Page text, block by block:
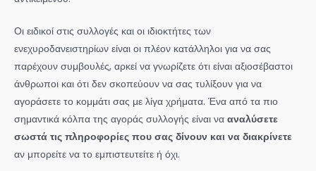
Οι ειδικοί στις συλλογές και οι ιδιοκτήτες των
ενεχυροδανειστηρίων είναι οι πλέον κατάλληλοι για να σας
παρέχουν συμβουλές, αρκεί να γνωρίζετε ότι είναι αξιοσέβαστοι
άνθρωποι και ότι δεν σκοπεύουν να σας τυλίξουν για να
αγοράσετε το κομμάτι σας με λίγα χρήματα. Ένα από τα πιο
σημαντικά κόλπα της αγοράς συλλογής είναι να αναλύσετε
σωστά τις πληροφορίες που σας δίνουν και να διακρίνετε
αν μπορείτε να το εμπιστευτείτε ή όχι.